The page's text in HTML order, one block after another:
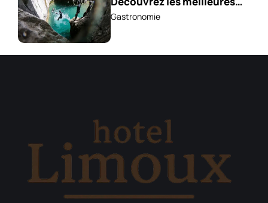
excursions !
Gastronomie